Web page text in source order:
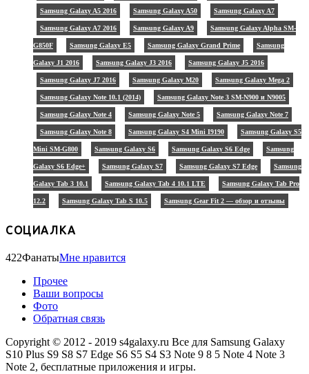
Samsung Galaxy A5 2016 Samsung Galaxy A50 Samsung Galaxy A7
Samsung Galaxy A7 2016 Samsung Galaxy A9 Samsung Galaxy Alpha SM-
G850F Samsung Galaxy E5 Samsung Galaxy Grand Prime Samsung
Galaxy J1 2016 Samsung Galaxy J3 2016 Samsung Galaxy J5 2016
Samsung Galaxy J7 2016 Samsung Galaxy M20 Samsung Galaxy Mega 2
Samsung Galaxy Note 10.1 (2014) Samsung Galaxy Note 3 SM-N900 и N9005
Samsung Galaxy Note 4 Samsung Galaxy Note 5 Samsung Galaxy Note 7
Samsung Galaxy Note 8 Samsung Galaxy S4 Mini I9190 Samsung Galaxy S5
Mini SM-G800 Samsung Galaxy S6 Samsung Galaxy S6 Edge Samsung
Galaxy S6 Edge+ Samsung Galaxy S7 Samsung Galaxy S7 Edge Samsung
Galaxy Tab 3 10.1 Samsung Galaxy Tab 4 10.1 LTE Samsung Galaxy Tab Pro
12.2 Samsung Galaxy Tab S 10.5 Samsung Gear Fit 2 — обзор и отзывы
СОЦИАЛКА
422ФанатыМне нравится
Прочее
Ваши вопросы
Фото
Обратная связь
Copyright © 2012 - 2019 s4galaxy.ru Все для Samsung Galaxy
S10 Plus S9 S8 S7 Edge S6 S5 S4 S3 Note 9 8 5 Note 4 Note 3
Note 2, бесплатные приложения и игры.